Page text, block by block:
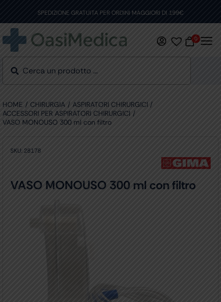
content
SPEDIZIONE GRATUITA PER ORDINI MAGGIORI DI 199€
0
HOME CHIRURGIA
ASPIRATORI CHIRURGICI
ACCESSORI PER ASPIRATORI CHIRURGICI
VASO MONOUSO 300 ml con filtro
SKU: 28178
VASO MONOUSO 300 ml con filtro